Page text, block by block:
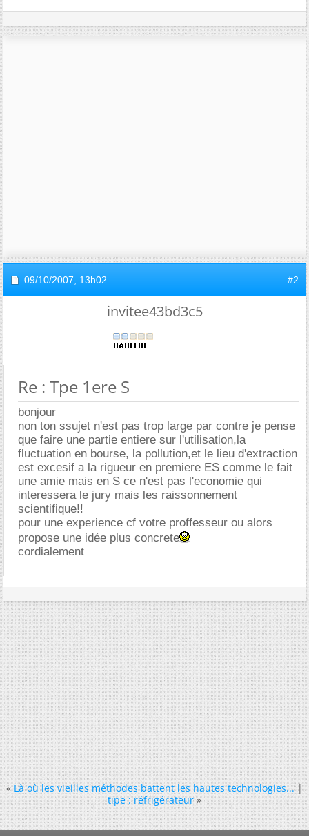
09/10/2007, 13h02 #2
invitee43bd3c5
Re : Tpe 1ere S
bonjour
non ton ssujet n'est pas trop large par contre je pense
que faire une partie entiere sur l'utilisation,la
fluctuation en bourse, la pollution,et le lieu d'extraction
est excesif a la rigueur en premiere ES comme le fait
une amie mais en S ce n'est pas l'economie qui
interessera le jury mais les raissonnement
scientifique!!
pour une experience cf votre proffesseur ou alors
propose une idée plus concrete
cordialement
« Là où les vieilles méthodes battent les hautes technologies...|
tipe : réfrigérateur »